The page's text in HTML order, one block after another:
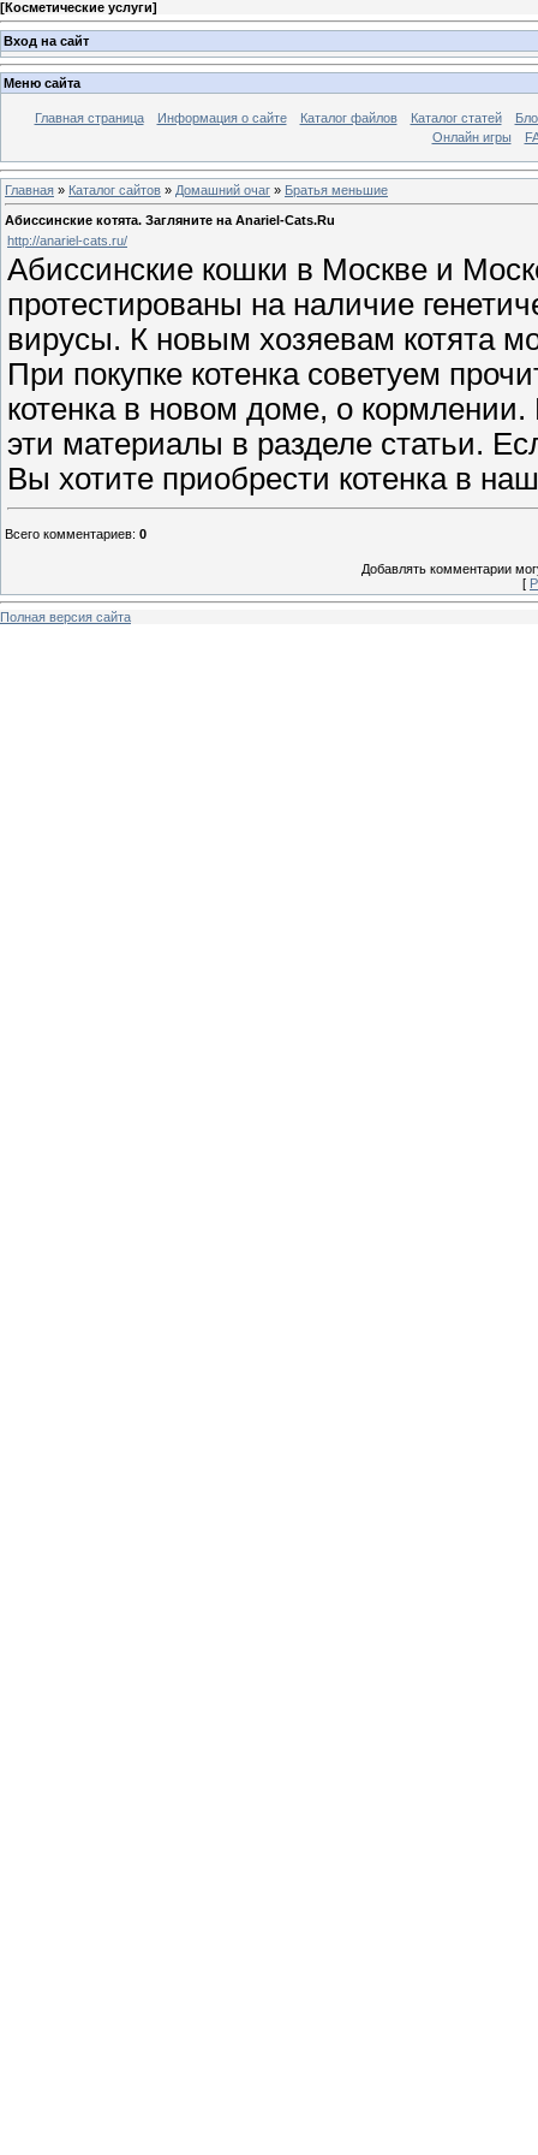
[Косметические услуги]
Вход на сайт
Меню сайта
Главная страница Информация о сайте Каталог файлов Каталог статей
Онлайн игры
Главная » Каталог сайтов » Домашний очаг » Братья меньшие
Абиссинские котята. Загляните на Anariel-Cats.Ru
http://anariel-cats.ru/
Абиссинские кошки в Москве и
протестированы на наличие
вирусы. К новым хозяевам котята
При покупке котенка советуем
котенка в новом доме, о
эти материалы в разделе статьи.
Вы хотите приобрести котенка в
Всего комментариев: 0
Добавлять комментарии
[
Полная версия сайта